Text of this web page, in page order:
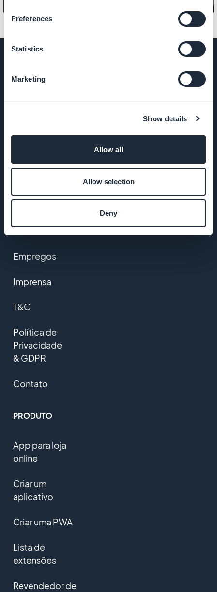
Preferences
Statistics
Marketing
Show details
Allow all
Allow selection
Deny
EMPRESA
GoodBarber
Studio
Empregos
Imprensa
T&C
Política de
Privacidade
& GDPR
Contato
PRODUTO
App para loja
online
Criar um
aplicativo
Criar uma PWA
Lista de
extensões
Revendedor de